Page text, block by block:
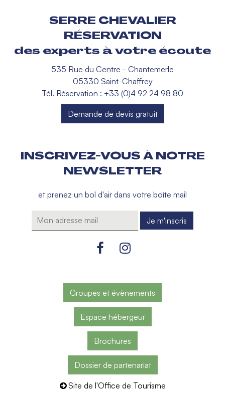
SERRE CHEVALIER
RÉSERVATION
des experts à votre écoute
535 Rue du Centre - Chantemerle
05330 Saint-Chaffrey
Tél. Réservation : +33 (0)4 92 24 98 80
Demande de devis gratuit
INSCRIVEZ-VOUS À NOTRE
NEWSLETTER
et prenez un bol d'air dans votre boîte mail
Groupes et évènements
Espace hébergeur
Brochures
Dossier de partenariat
Site de l'Office de Tourisme